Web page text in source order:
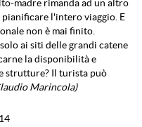
madre rimanda ad un altro
l'intero viaggio. E
non è mai finito.
ai siti delle grandi catene
la disponibilità e
strutture? Il turista può
Marincola)